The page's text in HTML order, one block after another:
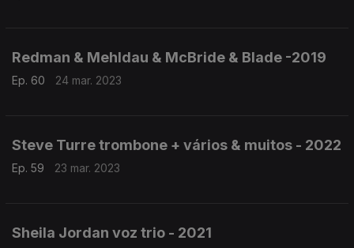
Redman & Mehldau & McBride & Blade -2019
Ep. 60 24 mar. 2023
Steve Turre trombone + vários & muitos - 2022
Ep. 59 23 mar. 2023
Sheila Jordan voz trio - 2021